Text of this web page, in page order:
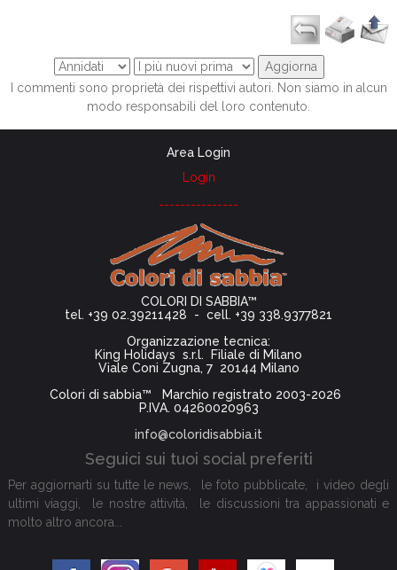
I commenti sono proprietà dei rispettivi autori. Non siamo in alcun
modo responsabili del loro contenuto.
Area Login
Login
---------------
COLORI DI SABBIA™
tel. +39 02.39211428 - cell. +39 338.9377821
Organizzazione tecnica:
King Holidays s.r.l. Filiale di Milano
Viale Coni Zugna, 7 20144 Milano
Colori di sabbia™ Marchio registrato 2003-2026
P.IVA. 04260020963
info@coloridisabbia.it
Seguici sui tuoi social preferiti
Per aggiornarti su tutte le news, le foto pubblicate, i video degli
ultimi viaggi, le nostre attività, le discussioni tra appassionati e
molto altro ancora...